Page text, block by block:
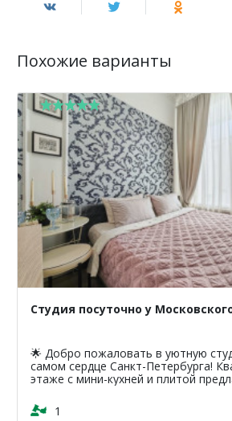
Похожие варианты
Студия посуточно у
🌟 Добро пожаловать в уютную студию на 2
самом сердце Санкт-Петербурга!
этаже с мини-кухней и плитой
классики...
1